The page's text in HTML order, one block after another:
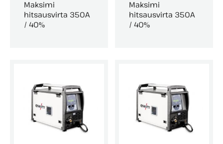
Maksimi
hitsausvirta 350A
/ 40%
Maksimi
hitsausvirta 350A
/ 40%